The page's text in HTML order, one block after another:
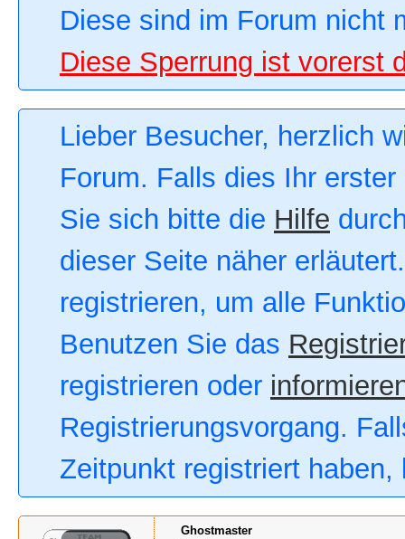
Diese sind im Forum nicht
Diese Sperrung ist vorerst
Lieber Besucher, herzlich
Forum. Falls dies Ihr
Sie sich bitte die Hilfe
dieser Seite näher
registrieren, um alle
Benutzen Sie das
registrieren oder
Registrierungsvorgang.
Zeitpunkt registriert
Ghostmaster